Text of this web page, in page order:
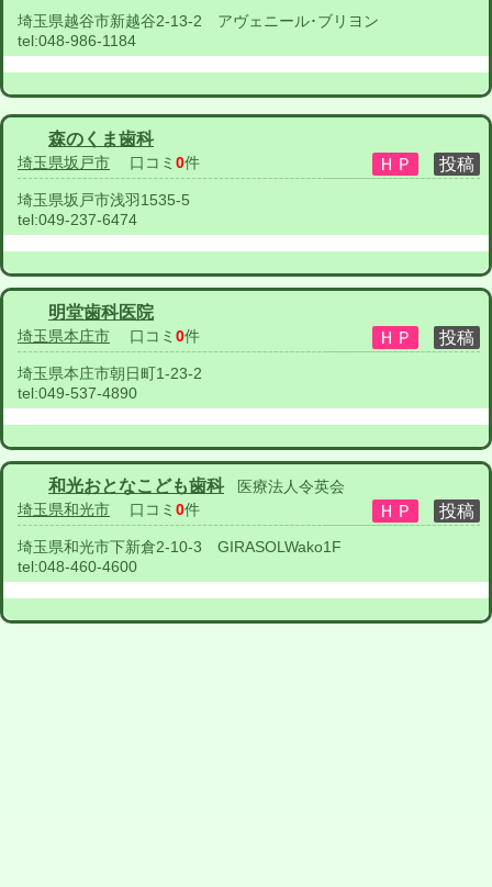
埼玉県越谷市新越谷2-13-2 アヴェニール･ブリヨン
tel:048-986-1184
森のくま歯科
埼玉県坂戸市 口コミ 0件
埼玉県坂戸市浅羽1535-5
tel:049-237-6474
明堂歯科医院
埼玉県本庄市 口コミ 0件
埼玉県本庄市朝日町1-23-2
tel:049-537-4890
和光おとなこども歯科
医療法人令英会
埼玉県和光市 口コミ 0件
埼玉県和光市下新倉2-10-3 GIRASOLWako1F
tel:048-460-4600